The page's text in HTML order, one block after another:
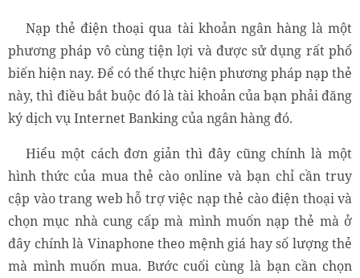
Nạp thẻ điện thoại qua tài khoản ngân hàng là một
phương pháp vô cùng tiện lợi và được sử dụng rất phổ
biến hiện nay. Để có thể thực hiện phương pháp nạp thẻ
này, thì điều bắt buộc đó là tài khoản của bạn phải đăng
ký dịch vụ Internet Banking của ngân hàng đó.
Hiểu một cách đơn giản thì đây cũng chính là một
hình thức của mua thẻ cào online và bạn chỉ cần truy
cập vào trang web hỗ trợ việc nạp thẻ cào điện thoại và
chọn mục nhà cung cấp mà mình muốn nạp thẻ mà ở
đây chính là Vinaphone theo mệnh giá hay số lượng thẻ
mà mình muốn mua. Bước cuối cùng là bạn cần chọn